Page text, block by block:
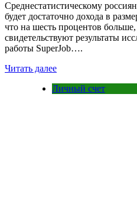
Среднестатистическому
будет достаточно дохода в
что на шесть процентов
свидетельствуют результаты
работы SuperJob….
Читать далее
Личный счет